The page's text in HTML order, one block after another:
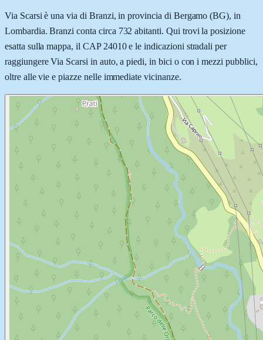
Via Scarsi è una via di Branzi, in provincia di Bergamo (BG), in
Lombardia. Branzi conta circa 732 abitanti. Qui trovi la posizione
esatta sulla mappa, il CAP 24010 e le indicazioni stradali per
raggiungere Via Scarsi in auto, a piedi, in bici o con i mezzi pubblici,
oltre alle vie e piazze nelle immediate vicinanze.